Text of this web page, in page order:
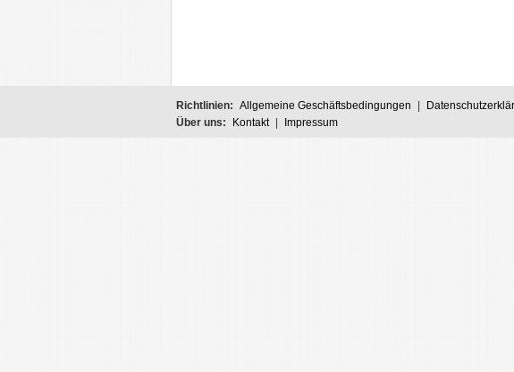
Richtlinien: Allgemeine Geschäftsbedingungen
Über uns:
Kontakt Impressum